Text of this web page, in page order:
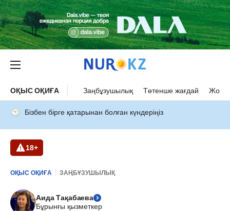
ОҚЫС ОҚИҒА Заңбұзушылық Төтенше жағдай Жол
Бізбен бірге қатарынан болған күндеріңіз
18+
ОҚЫС ОҚИҒА ЗАҢБҰЗУШЫЛЫҚ
Аида Тақабаева
Бұрынғы қызметкер